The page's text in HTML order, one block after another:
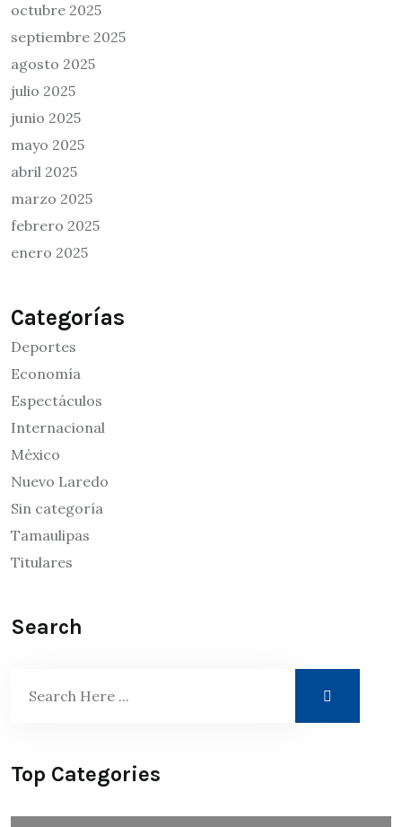
octubre 2025
septiembre 2025
agosto 2025
julio 2025
junio 2025
mayo 2025
abril 2025
marzo 2025
febrero 2025
enero 2025
Categorías
Deportes
Economía
Espectáculos
Internacional
México
Nuevo Laredo
Sin categoría
Tamaulipas
Titulares
Search
Top Categories